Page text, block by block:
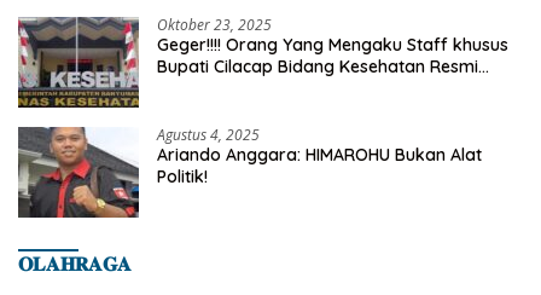
Oktober 23, 2025
Geger!!!! Orang Yang Mengaku Staff khusus
Bupati Cilacap Bidang Kesehatan Resmi
Agustus 4, 2025
Ariando Anggara: HIMAROHU Bukan Alat
Politik!
𝐎𝐋𝐀𝐇𝐑𝐀𝐆𝐀